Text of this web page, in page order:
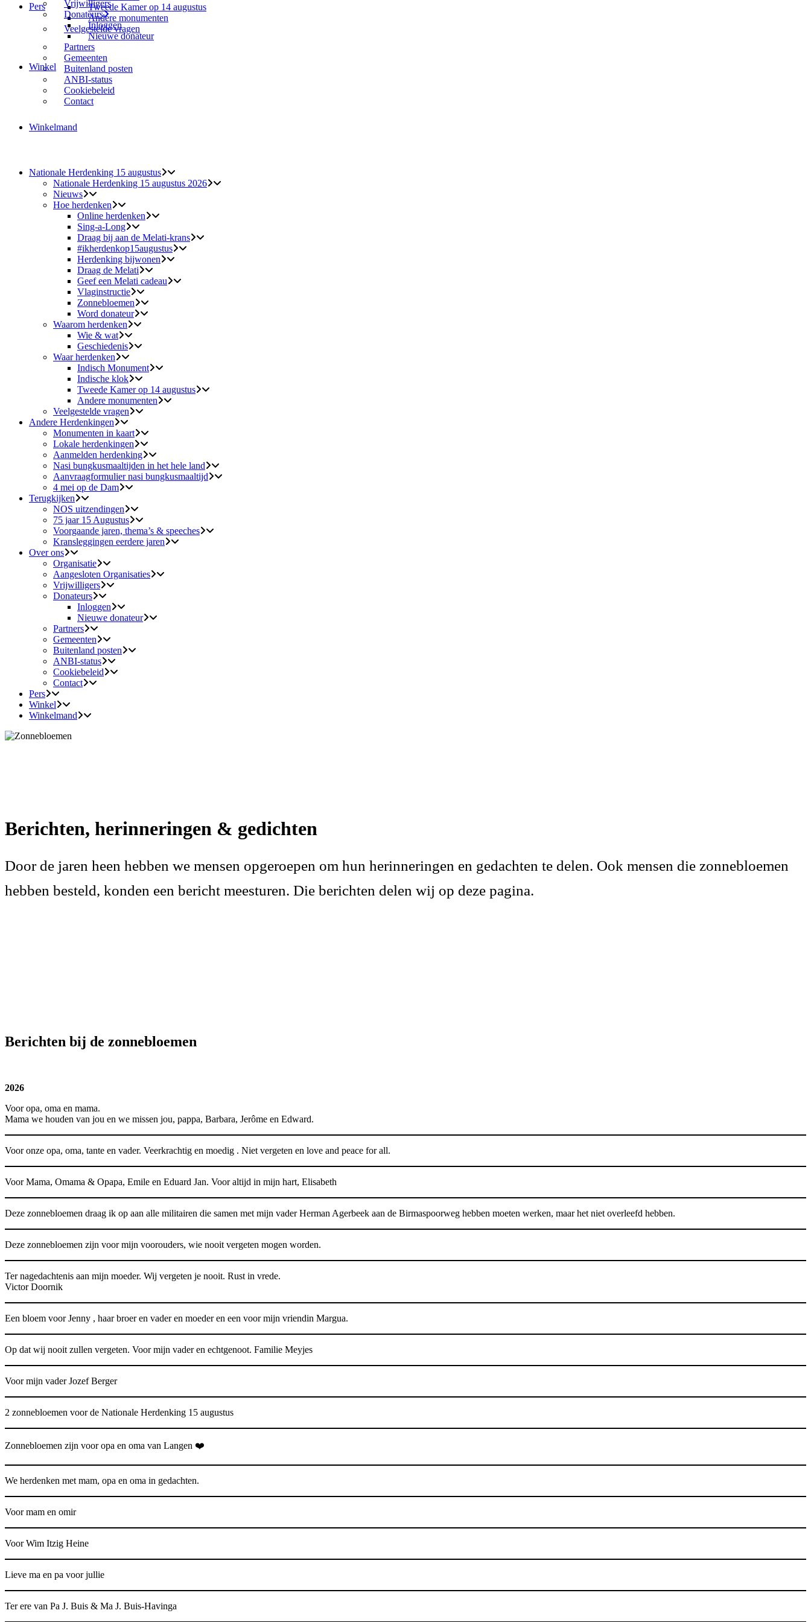
Tweede Kamer op 14 augustus
Andere monumenten
Veelgestelde vragen
Vrijwilligers
Donateurs
Inloggen
Nieuwe donateur
Partners
Gemeenten
Buitenland posten
ANBI-status
Cookiebeleid
Contact
Pers
Winkel
Winkelmand
Nationale Herdenking 15 augustus
Nationale Herdenking 15 augustus 2026
Nieuws
Hoe herdenken
Online herdenken
Sing-a-Long
Draag bij aan de Melati-krans
#ikherdenkop15augustus
Herdenking bijwonen
Draag de Melati
Geef een Melati cadeau
Vlaginstructie
Zonnebloemen
Word donateur
Waarom herdenken
Wie & wat
Geschiedenis
Waar herdenken
Indisch Monument
Indische klok
Tweede Kamer op 14 augustus
Andere monumenten
Veelgestelde vragen
Andere Herdenkingen
Monumenten in kaart
Lokale herdenkingen
Aanmelden herdenking
Nasi bungkusmaaltijden in het hele land
Aanvraagformulier nasi bungkusmaaltijd
4 mei op de Dam
Terugkijken
NOS uitzendingen
75 jaar 15 Augustus
Voorgaande jaren, thema’s & speeches
Kransleggingen eerdere jaren
Over ons
Organisatie
Aangesloten Organisaties
Vrijwilligers
Donateurs
Inloggen
Nieuwe donateur
Partners
Gemeenten
Buitenland posten
ANBI-status
Cookiebeleid
Contact
Pers
Winkel
Winkelmand
Berichten, herinneringen & gedichten
Door de jaren heen hebben we mensen opgeroepen om hun herinneringen en gedachten te delen. Ook mensen die zonnebloemen
hebben besteld, konden een bericht meesturen. Die berichten delen wij op deze pagina.
Berichten bij de zonnebloemen
2026
Voor opa, oma en mama.
Mama we houden van jou en we missen jou, pappa, Barbara, Jerôme en Edward.
Voor onze opa, oma, tante en vader. Veerkrachtig en moedig . Niet vergeten en love and peace for all.
Voor Mama, Omama & Opapa, Emile en Eduard Jan. Voor altijd in mijn hart, Elisabeth
Deze zonnebloemen draag ik op aan alle militairen die samen met mijn vader Herman Agerbeek aan de Birmaspoorweg hebben moeten werken, maar het niet overleefd hebben.
Deze zonnebloemen zijn voor mijn voorouders, wie nooit vergeten mogen worden.
Ter nagedachtenis aan mijn moeder. Wij vergeten je nooit. Rust in vrede.
Victor Doornik
Een bloem voor Jenny , haar broer en vader en moeder en een voor mijn vriendin Margua.
Op dat wij nooit zullen vergeten. Voor mijn vader en echtgenoot. Familie Meyjes
Voor mijn vader Jozef Berger
2 zonnebloemen voor de Nationale Herdenking 15 augustus
Zonnebloemen zijn voor opa en oma van Langen ❤️
We herdenken met mam, opa en oma in gedachten.
Voor mam en omir
Voor Wim Itzig Heine
Lieve ma en pa voor jullie
Ter ere van Pa J. Buis & Ma J. Buis-Havinga